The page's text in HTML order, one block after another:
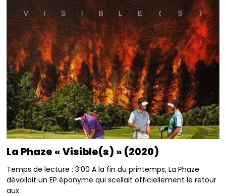
La Phaze « Visible(s) » (2020)
Temps de lecture : 3’00 A la fin du printemps, La Phaze
dévoilait un EP éponyme qui scellait officiellement le retour
aux